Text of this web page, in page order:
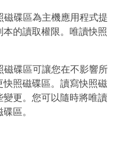
碟區為主機應用程式提
的讀取權限。唯讀快照
碟區可讓您在不影響所
照磁碟區。讀寫快照磁
更。您可以隨時將唯讀
區。